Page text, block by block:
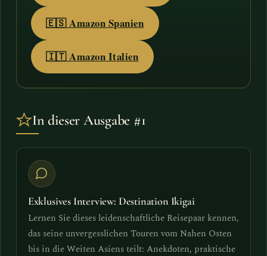
🇪🇸 Amazon Spanien
🇮🇹 Amazon Italien
In dieser Ausgabe #1
Exklusives Interview: Destination Ikigai
Lernen Sie dieses leidenschaftliche Reisepaar kennen,
das seine unvergesslichen Touren vom Nahen Osten
bis in die Weiten Asiens teilt: Anekdoten, praktische